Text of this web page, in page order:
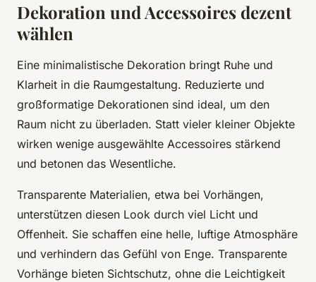
Dekoration und Accessoires dezent
wählen
Eine minimalistische Dekoration bringt Ruhe und
Klarheit in die Raumgestaltung. Reduzierte und
großformatige Dekorationen sind ideal, um den
Raum nicht zu überladen. Statt vieler kleiner Objekte
wirken wenige ausgewählte Accessoires stärkend
und betonen das Wesentliche.
Transparente Materialien, etwa bei Vorhängen,
unterstützen diesen Look durch viel Licht und
Offenheit. Sie schaffen eine helle, luftige Atmosphäre
und verhindern das Gefühl von Enge. Transparente
Vorhänge bieten Sichtschutz, ohne die Leichtigkeit